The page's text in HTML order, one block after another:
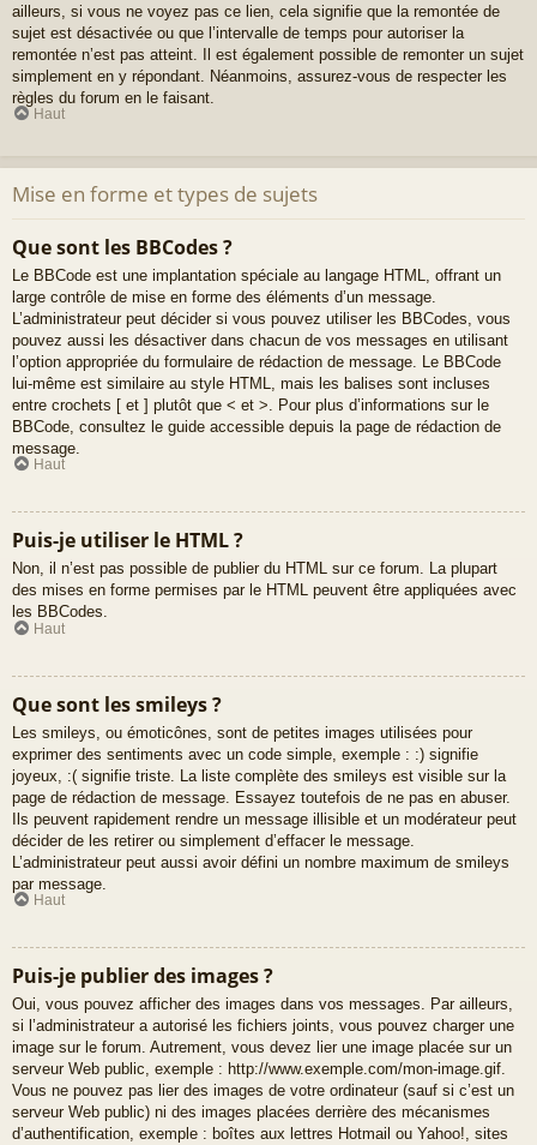
ailleurs, si vous ne voyez pas ce lien, cela signifie que la remontée de
sujet est désactivée ou que l’intervalle de temps pour autoriser la
remontée n’est pas atteint. Il est également possible de remonter un sujet
simplement en y répondant. Néanmoins, assurez-vous de respecter les
règles du forum en le faisant.
Haut
Mise en forme et types de sujets
Que sont les BBCodes ?
Le BBCode est une implantation spéciale au langage HTML, offrant un
large contrôle de mise en forme des éléments d’un message.
L’administrateur peut décider si vous pouvez utiliser les BBCodes, vous
pouvez aussi les désactiver dans chacun de vos messages en utilisant
l’option appropriée du formulaire de rédaction de message. Le BBCode
lui-même est similaire au style HTML, mais les balises sont incluses
entre crochets [ et ] plutôt que < et >. Pour plus d’informations sur le
BBCode, consultez le guide accessible depuis la page de rédaction de
message.
Haut
Puis-je utiliser le HTML ?
Non, il n’est pas possible de publier du HTML sur ce forum. La plupart
des mises en forme permises par le HTML peuvent être appliquées avec
les BBCodes.
Haut
Que sont les smileys ?
Les smileys, ou émoticônes, sont de petites images utilisées pour
exprimer des sentiments avec un code simple, exemple : :) signifie
joyeux, :( signifie triste. La liste complète des smileys est visible sur la
page de rédaction de message. Essayez toutefois de ne pas en abuser.
Ils peuvent rapidement rendre un message illisible et un modérateur peut
décider de les retirer ou simplement d’effacer le message.
L’administrateur peut aussi avoir défini un nombre maximum de smileys
par message.
Haut
Puis-je publier des images ?
Oui, vous pouvez afficher des images dans vos messages. Par ailleurs,
si l’administrateur a autorisé les fichiers joints, vous pouvez charger une
image sur le forum. Autrement, vous devez lier une image placée sur un
serveur Web public, exemple : http://www.exemple.com/mon-image.gif.
Vous ne pouvez pas lier des images de votre ordinateur (sauf si c’est un
serveur Web public) ni des images placées derrière des mécanismes
d’authentification, exemple : boîtes aux lettres Hotmail ou Yahoo!, sites